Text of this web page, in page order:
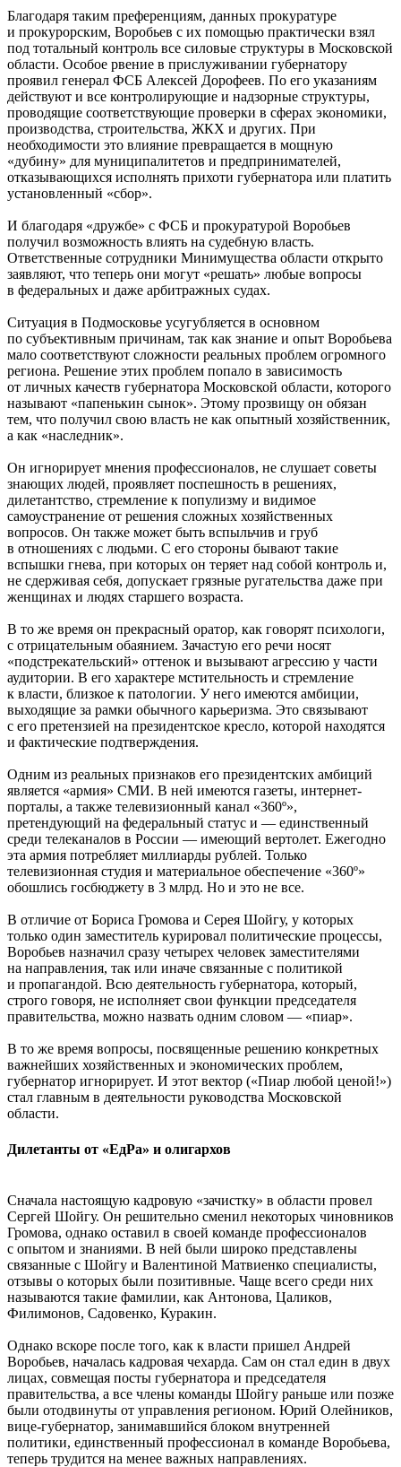
Благодаря таким преференциям, данных прокуратуре
и прокурорским, Воробьев с их помощью практически взял
под тотальный контроль все силовые структуры в Московской
области. Особое рвение в прислуживании губернатору
проявил генерал ФСБ Алексей Дорофеев. По его указаниям
действуют и все контролирующие и надзорные структуры,
проводящие соответствующие проверки в сферах экономики,
производства, строительства, ЖКХ и других. При
необходимости это влияние превращается в мощную
«дубину» для муниципалитетов и предпринимателей,
отказывающихся исполнять прихоти губернатора или платить
установленный «сбор».
И благодаря «дружбе» с ФСБ и прокуратурой Воробьев
получил возможность влиять на судебную власть.
Ответственные сотрудники Минимущества области открыто
заявляют, что теперь они могут «решать» любые вопросы
в федеральных и даже арбитражных судах.
Ситуация в Подмосковье усугубляется в основном
по субъективным причинам, так как знание и опыт Воробьева
мало соответствуют сложности реальных проблем огромного
региона. Решение этих проблем попало в зависимость
от личных качеств губернатора Московской области, которого
называют «папенькин сынок». Этому прозвищу он обязан
тем, что получил свою власть не как опытный хозяйственник,
а как «наследник».
Он игнорирует мнения профессионалов, не слушает советы
знающих людей, проявляет поспешность в решениях,
дилетантство, стремление к популизму и видимое
самоустранение от решения сложных хозяйственных
вопросов. Он также может быть вспыльчив и груб
в отношениях с людьми. С его стороны бывают такие
вспышки гнева, при которых он теряет над собой контроль и,
не сдерживая себя, допускает грязные ругательства даже при
женщинах и людях старшего возраста.
В то же время он прекрасный оратор, как говорят психологи,
с отрицательным обаянием. Зачастую его речи носят
«подстрекательский» оттенок и вызывают агрессию у части
аудитории. В его характере мстительность и стремление
к власти, близкое к патологии. У него имеются амбиции,
выходящие за рамки обычного карьеризма. Это связывают
с его претензией на президентское кресло, которой находятся
и фактические подтверждения.
Одним из реальных признаков его президентских амбиций
является «армия» СМИ. В ней имеются газеты, интернет-
порталы, а также телевизионный канал «360º»,
претендующий на федеральный статус и — единственный
среди телеканалов в России — имеющий вертолет. Ежегодно
эта армия потребляет миллиарды рублей. Только
телевизионная студия и материальное обеспечение «360º»
обошлись госбюджету в 3 млрд. Но и это не все.
В отличие от Бориса Громова и Серея Шойгу, у которых
только один заместитель курировал политические процессы,
Воробьев назначил сразу четырех человек заместителями
на направления, так или иначе связанные с политикой
и пропагандой. Всю деятельность губернатора, который,
строго говоря, не исполняет свои функции председателя
правительства, можно назвать одним словом — «пиар».
В то же время вопросы, посвященные решению конкретных
важнейших хозяйственных и экономических проблем,
губернатор игнорирует. И этот вектор («Пиар любой ценой!»)
стал главным в деятельности руководства Московской
области.
Дилетанты от «ЕдРа» и олигархов
Сначала настоящую кадровую «зачистку» в области провел
Сергей Шойгу. Он решительно сменил некоторых чиновников
Громова, однако оставил в своей команде профессионалов
с опытом и знаниями. В ней были широко представлены
связанные с Шойгу и Валентиной Матвиенко специалисты,
отзывы о которых были позитивные. Чаще всего среди них
называются такие фамилии, как Антонова, Цаликов,
Филимонов, Садовенко, Куракин.
Однако вскоре после того, как к власти пришел Андрей
Воробьев, началась кадровая чехарда. Сам он стал един в двух
лицах, совмещая посты губернатора и председателя
правительства, а все члены команды Шойгу раньше или позже
были отодвинуты от управления регионом. Юрий Олейников,
вице-губернатор, занимавшийся блоком внутренней
политики, единственный профессионал в команде Воробьева,
теперь трудится на менее важных направлениях.